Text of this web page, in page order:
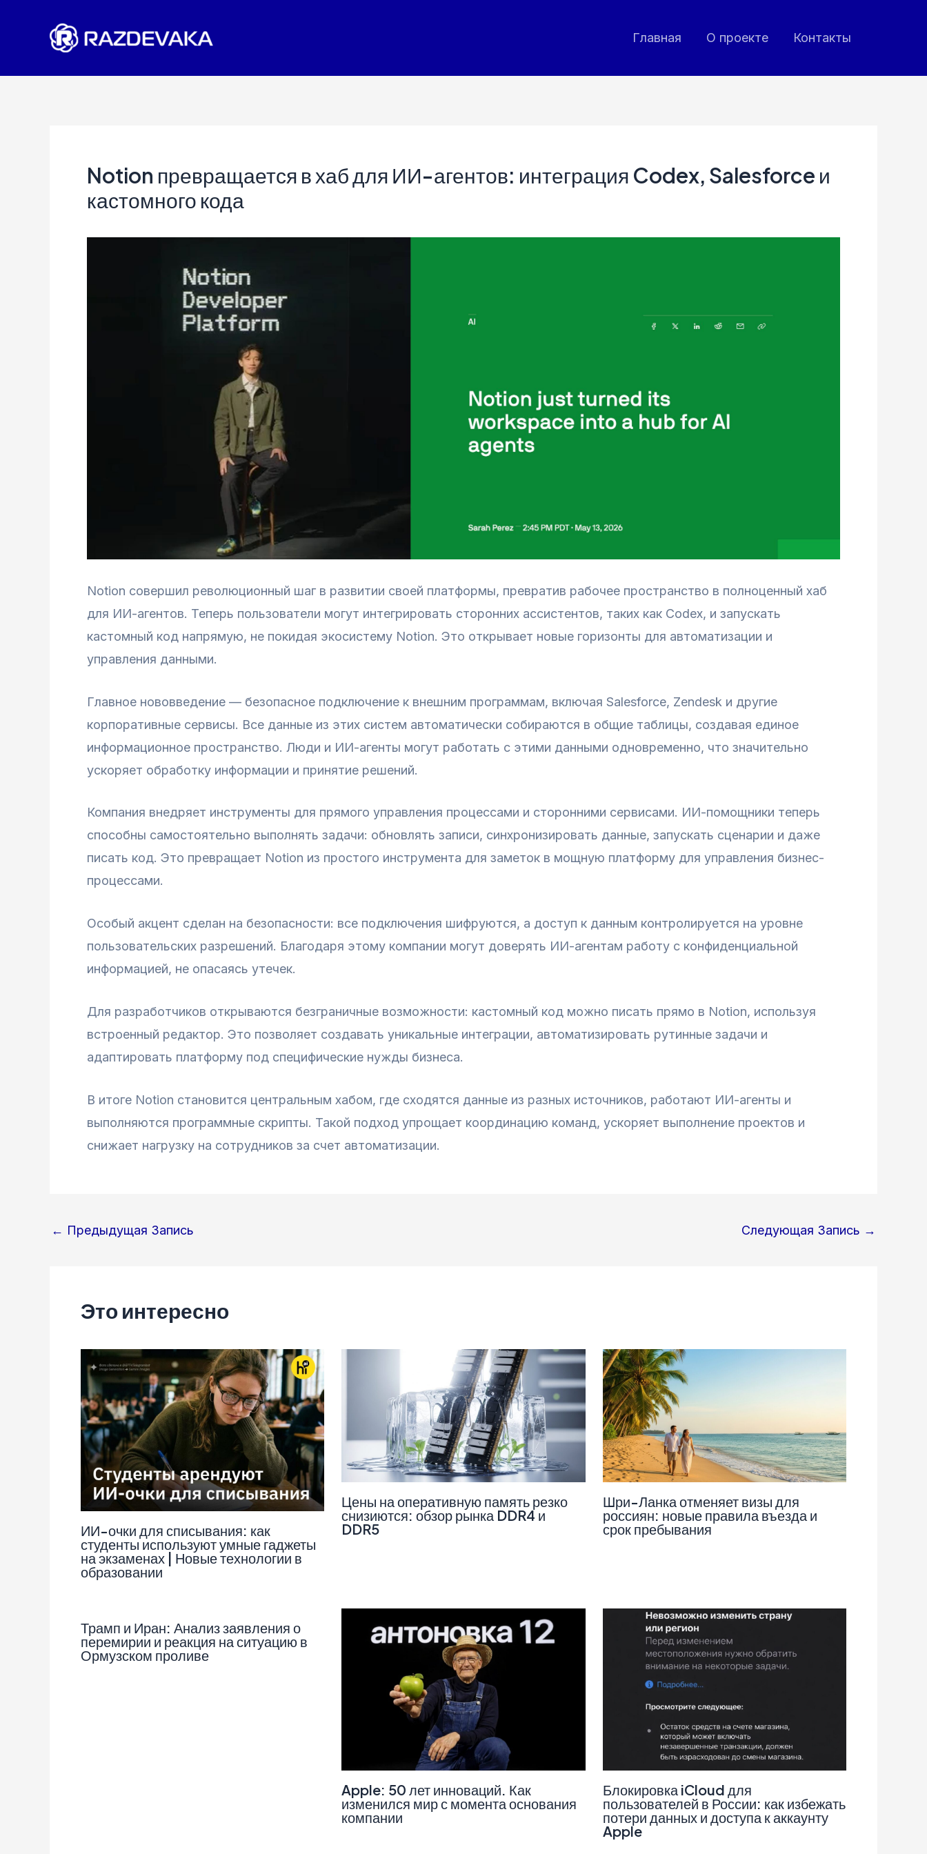
содержимому
Главная О проекте Контакты
Notion превращается в хаб для ИИ-агентов: интеграция Codex, Salesforce и
кастомного кода
Notion совершил революционный шаг в развитии своей платформы, превратив рабочее пространство в полноценный хаб
для ИИ-агентов. Теперь пользователи могут интегрировать сторонних ассистентов, таких как Codex, и запускать
кастомный код напрямую, не покидая экосистему Notion. Это открывает новые горизонты для автоматизации и
управления данными.
Главное нововведение — безопасное подключение к внешним программам, включая Salesforce, Zendesk и другие
корпоративные сервисы. Все данные из этих систем автоматически собираются в общие таблицы, создавая единое
информационное пространство. Люди и ИИ-агенты могут работать с этими данными одновременно, что значительно
ускоряет обработку информации и принятие решений.
Компания внедряет инструменты для прямого управления процессами и сторонними сервисами. ИИ-помощники теперь
способны самостоятельно выполнять задачи: обновлять записи, синхронизировать данные, запускать сценарии и даже
писать код. Это превращает Notion из простого инструмента для заметок в мощную платформу для управления бизнес-
процессами.
Особый акцент сделан на безопасности: все подключения шифруются, а доступ к данным контролируется на уровне
пользовательских разрешений. Благодаря этому компании могут доверять ИИ-агентам работу с конфиденциальной
информацией, не опасаясь утечек.
Для разработчиков открываются безграничные возможности: кастомный код можно писать прямо в Notion, используя
встроенный редактор. Это позволяет создавать уникальные интеграции, автоматизировать рутинные задачи и
адаптировать платформу под специфические нужды бизнеса.
В итоге Notion становится центральным хабом, где сходятся данные из разных источников, работают ИИ-агенты и
выполняются программные скрипты. Такой подход упрощает координацию команд, ускоряет выполнение проектов и
снижает нагрузку на сотрудников за счет автоматизации.
Навигация
← Предыдущая Запись Следующая Запись →
Это интересно
ИИ-очки для списывания: как
студенты используют умные гаджеты
на экзаменах | Новые технологии в
образовании
Цены на оперативную память резко
снизиются: обзор рынка DDR4 и
DDR5
Шри-Ланка отменяет визы для
россиян: новые правила въезда и
срок пребывания
Трамп и Иран: Анализ заявления о
перемирии и реакция на ситуацию в
Ормузском проливе
Apple: 50 лет инноваций. Как
изменился мир с момента основания
компании
Блокировка iCloud для
пользователей в России: как избежать
потери данных и доступа к аккаунту
Apple